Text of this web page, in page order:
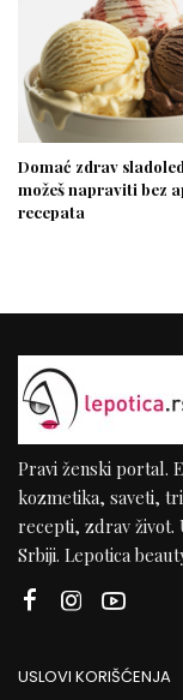
Domać zdrav
možeš napraviti bez
recepata
Pravi ženski portal.
kozmetika, saveti,
recepti, zdrav život.
Srbiji. Lepotica
USLOVI KORIŠĆENJA